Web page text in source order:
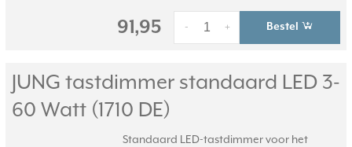
91,95 +
- Bestel
JUNG tastdimmer standaard LED 3-
60 Watt (1710 DE)
Standaard LED-tastdimmer voor het